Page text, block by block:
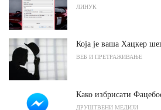
ЛИНУК
Која је ваша Хацкер
ВЕБ И ПРЕТРАЖИВАЊЕ
Како избрисати
ДРУШТВЕНИ МЕДИЈИ